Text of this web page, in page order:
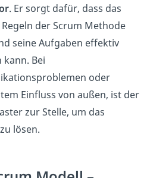
. Er sorgt dafür, dass das
Regeln der Scrum Methode
seine Aufgaben effektiv
kann. Bei
oder
Einfluss von außen, ist der
zur Stelle, um das
lösen.